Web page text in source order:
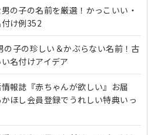
の子の名前を厳選！かっこいい・
け例352
の子の珍しい＆かぶらない名前！古
名付けアイデア
報誌『赤ちゃんが欲しい』お届
ほし会員登録でうれしい特典いっ